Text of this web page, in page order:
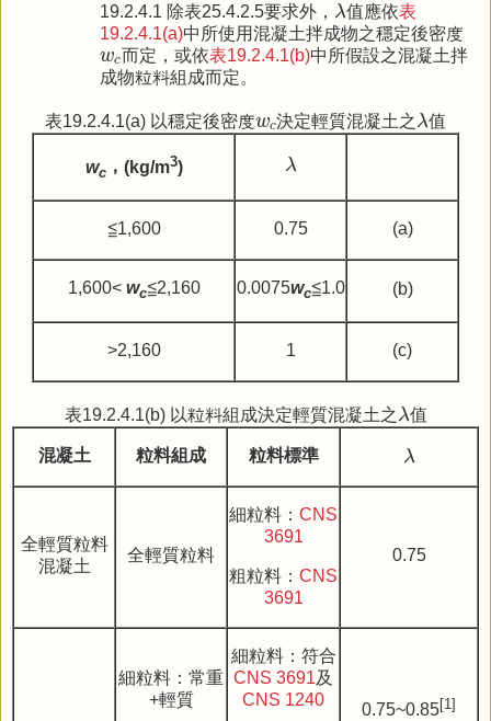
19.2.4.1 除表25.4.2.5要求外， λ值應依表
19.2.4.1(a)中所使用混凝土拌成物之穩定後密度
wc
w c而定，或依表19.2.4.1(b)中所假設之混凝土拌
成物粒料組成而定。
表19.2.4.1(a) 以穩定後密度wc
w c決定輕質混凝土之λ
λ 值
wc， (kg/m3) λ
λ
≦1,600 0.75 (a)
1,600<wc≦2,160 0.0075wc≦1.0 (b)
>2,160 1 (c)
表19.2.4.1(b) 以粒料組成決定輕質混凝土之λ
λ 值
混凝土 粒料組成 粒料標準 λ
λ
全輕質粒料
混凝土
全輕質粒料
細粒料： CNS
3691
粗粒料： CNS
3691
0.75
細粒料：常重
+輕質
細粒料：符合
CNS 3691及
CNS 1240
0.75~0.85[1]